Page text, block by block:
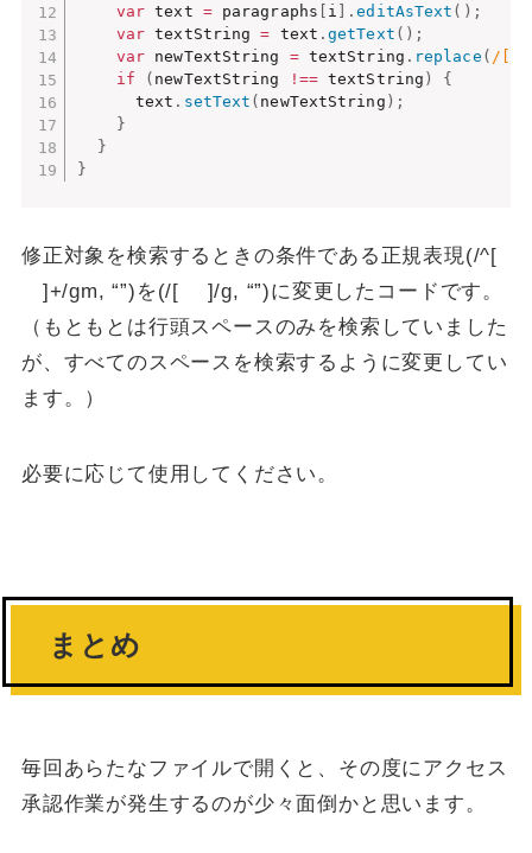
var text = paragraphs i .editAsText ( ) ;
var textString = text .getText ( ) ;
var newTextString = textString . replace ( /[
if
( newTextString !== textString )
{
      text
. setText ( newTextString ) ;
}
}
}
修正対象を検索するときの条件である正規表現(/^[
]+/gm, “”)を(/[ ]/g, “”)に変更したコードです。
（もともとは行頭スペースのみを検索していました
が、すべてのスペースを検索するように変更してい
ます。）
必要に応じて使用してください。
まとめ
毎回あらたなファイルで開くと、その度にアクセス
承認作業が発生するのが少々面倒かと思います。